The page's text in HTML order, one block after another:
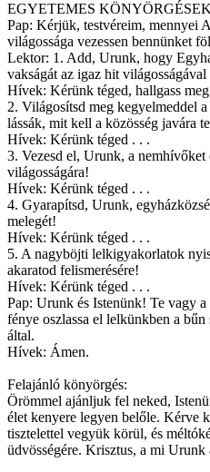
EGYETEMES KÖNYÖRGÉSEK
Pap: Kérjük, testvéreim, mennyei
világossága vezessen bennünket
Lektor: 1. Add, Urunk, hogy
vakságát az igaz hit
Hívek: Kérünk téged, hallgass
2. Világosítsd meg kegyelmeddel
lássák, mit kell a közösség javára
Hívek: Kérünk téged . . .
3. Vezesd el, Urunk, a
világosságára!
Hívek: Kérünk téged . . .
4. Gyarapítsd, Urunk,
melegét!
Hívek: Kérünk téged . . .
5. A nagyböjti lelkigyakorlatok
akaratod felismerésére!
Hívek: Kérünk téged . . .
Pap: Urunk és Istenünk! Te vagy
fénye oszlassa el lelkünkben a
által.
Hívek: Ámen.
Felajánló könyörgés:
Örömmel ajánljuk fel neked,
élet kenyere legyen belőle. Kérve
tisztelettel vegyük körül, és
üdvösségére. Krisztus, a mi Urunk